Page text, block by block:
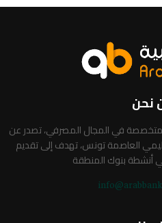
نحن
متخصصة في المجال المصرفي، تصدر عن
العاصمة تونس، تهدف إلى تقديم
أنشطة بنوك المنطقة